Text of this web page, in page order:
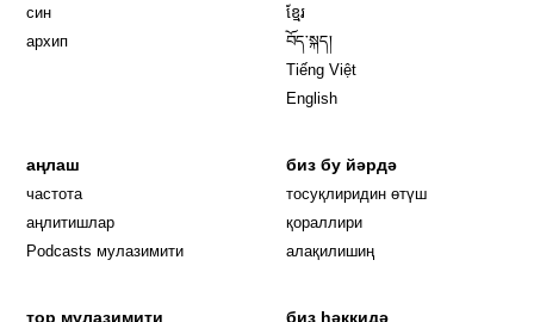
син
архип
ខ្មែរ
བོད་སྐད།
Tiếng Việt
English
аңлаш
частота
аңлитишлар
Podcasts мулазимити
биз бу йәрдә
тосуқлиридин өтүш
қораллири
алақилишиң
тор мулазимити биз һәққидә